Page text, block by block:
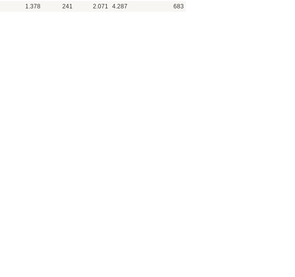
1.378 241 2.071 4.287 683